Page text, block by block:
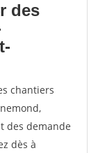
des
chantiers
des demande
dès à